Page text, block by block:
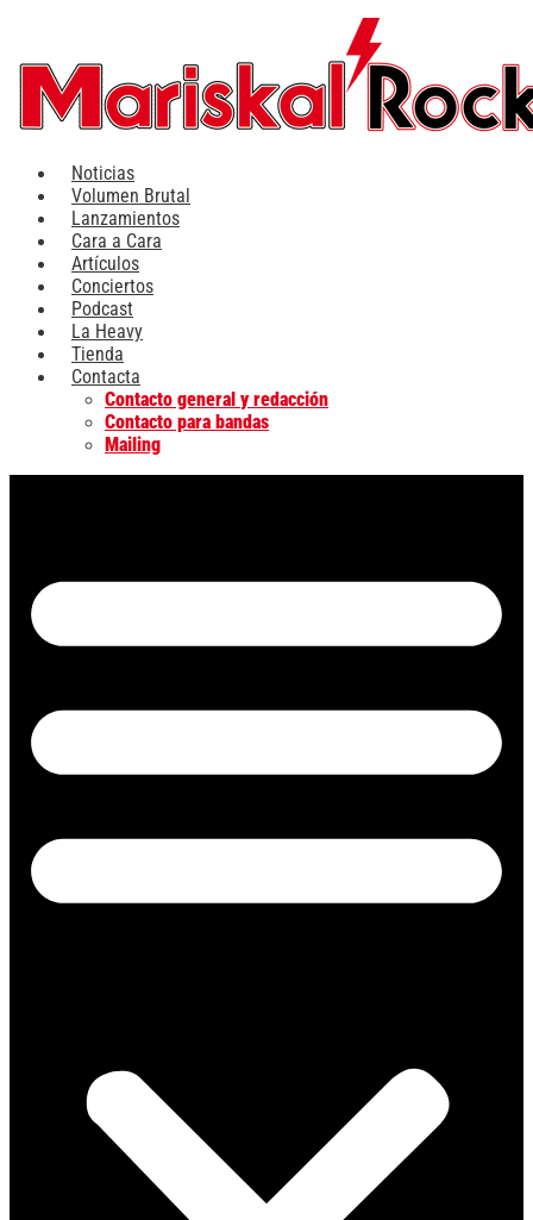
contenido
Noticias
Volumen Brutal
Lanzamientos
Cara a Cara
Artículos
Conciertos
Podcast
La Heavy
Tienda
Contacta
Contacto general y redacción
Contacto para bandas
Mailing